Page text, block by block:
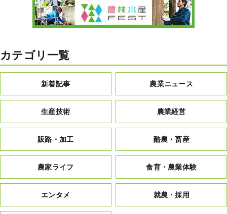
カテゴリ一覧
新着記事 農業ニュース
生産技術 農業経営
販路・加工 酪農・畜産
農家ライフ 食育・農業体験
エンタメ 就農・採用